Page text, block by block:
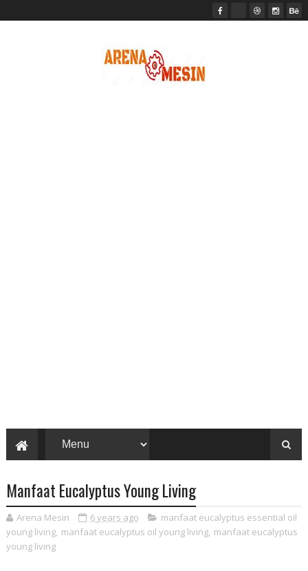
Manfaat Eucalyptus Young Living
Arena Mesin 6 years ago
manfaat eucalyptus essential oil
young living, manfaat eucalyptus oil young living, manfaat eucalyptus
young living